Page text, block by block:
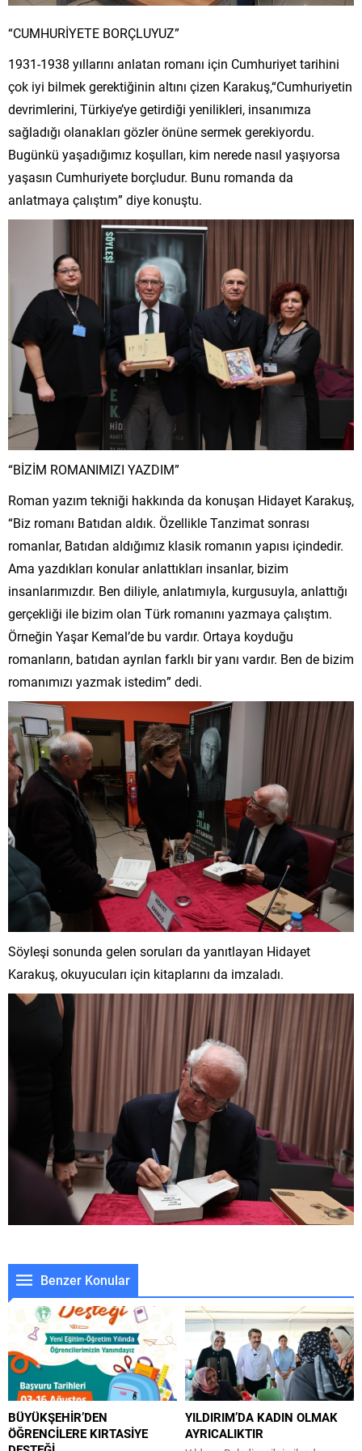
“CUMHURİYETE BORÇLUYUZ”
1931-1938 yıllarını anlatan romanı için Cumhuriyet tarihini
çok iyi bilmek gerektiğinin altını çizen Karakuş,“Cumhuriyetin
devrimlerini, Türkiye’ye getirdiği yenilikleri, insanımıza
sağladığı olanakları gözler önüne sermek gerekiyordu.
Bugünkü yaşadığımız koşulları, kim nerede nasıl yaşıyorsa
yaşasın Cumhuriyete borçludur. Bunu romanda da
anlatmaya çalıştım” diye konuştu.
“BİZİM ROMANIMIZI YAZDIM”
Roman yazım tekniği hakkında da konuşan Hidayet Karakuş,
“Biz romanı Batıdan aldık. Özellikle Tanzimat sonrası
romanlar, Batıdan aldığımız klasik romanın yapısı içindedir.
Ama yazdıkları konular anlattıkları insanlar, bizim
insanlarımızdır. Ben diliyle, anlatımıyla, kurgusuyla, anlattığı
gerçekliği ile bizim olan Türk romanını yazmaya çalıştım.
Örneğin Yaşar Kemal’de bu vardır. Ortaya koyduğu
romanların, batıdan ayrılan farklı bir yanı vardır. Ben de bizim
romanımızı yazmak istedim” dedi.
Söyleşi sonunda gelen soruları da yanıtlayan Hidayet
Karakuş, okuyucuları için kitaplarını da imzaladı.
Benzer Konular
BÜYÜKŞEHİR’DEN
ÖĞRENCİLERE KIRTASİYE
YILDIRIM’DA KADIN OLMAK
AYRICALIKTIR